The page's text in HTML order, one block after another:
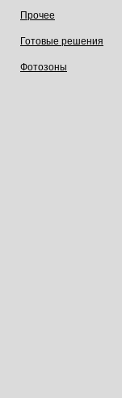
Прочее
Готовые решения
Фотозоны